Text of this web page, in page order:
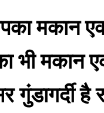
मकान
भी मकान